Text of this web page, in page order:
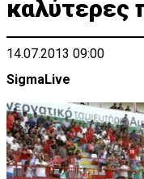
καλύτερες
14.07.2013 09:00
SigmaLive